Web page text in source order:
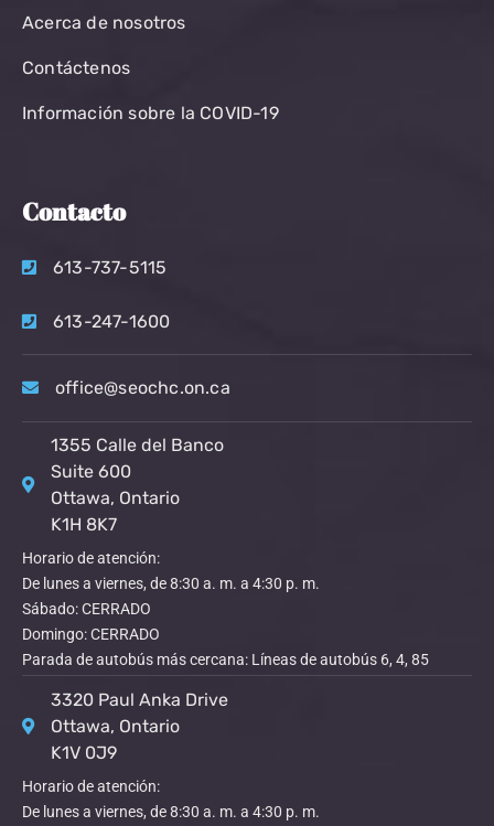
Acerca de nosotros
Contáctenos
Información sobre la COVID-19
Contacto
613-737-5115
613-247-1600
office@seochc.on.ca
1355 Calle del Banco
Suite 600
Ottawa, Ontario
K1H 8K7
Horario de atención:
De lunes a viernes, de 8:30 a. m. a 4:30 p. m.
Sábado: CERRADO
Domingo: CERRADO
Parada de autobús más cercana: Líneas de autobús 6, 4, 85
3320 Paul Anka Drive
Ottawa, Ontario
K1V 0J9
Horario de atención:
De lunes a viernes, de 8:30 a. m. a 4:30 p. m.